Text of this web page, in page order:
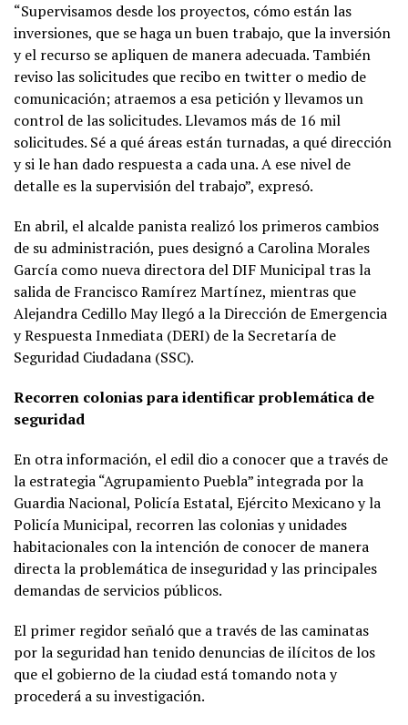
“Supervisamos desde los proyectos, cómo están las
inversiones, que se haga un buen trabajo, que la inversión
y el recurso se apliquen de manera adecuada. También
reviso las solicitudes que recibo en twitter o medio de
comunicación; atraemos a esa petición y llevamos un
control de las solicitudes. Llevamos más de 16 mil
solicitudes. Sé a qué áreas están turnadas, a qué dirección
y si le han dado respuesta a cada una. A ese nivel de
detalle es la supervisión del trabajo”, expresó.
En abril, el alcalde panista realizó los primeros cambios
de su administración, pues designó a Carolina Morales
García como nueva directora del DIF Municipal tras la
salida de Francisco Ramírez Martínez, mientras que
Alejandra Cedillo May llegó a la Dirección de Emergencia
y Respuesta Inmediata (DERI) de la Secretaría de
Seguridad Ciudadana (SSC).
Recorren colonias para identificar problemática de
seguridad
En otra información, el edil dio a conocer que a través de
la estrategia “Agrupamiento Puebla” integrada por la
Guardia Nacional, Policía Estatal, Ejército Mexicano y la
Policía Municipal, recorren las colonias y unidades
habitacionales con la intención de conocer de manera
directa la problemática de inseguridad y las principales
demandas de servicios públicos.
El primer regidor señaló que a través de las caminatas
por la seguridad han tenido denuncias de ilícitos de los
que el gobierno de la ciudad está tomando nota y
procederá a su investigación.